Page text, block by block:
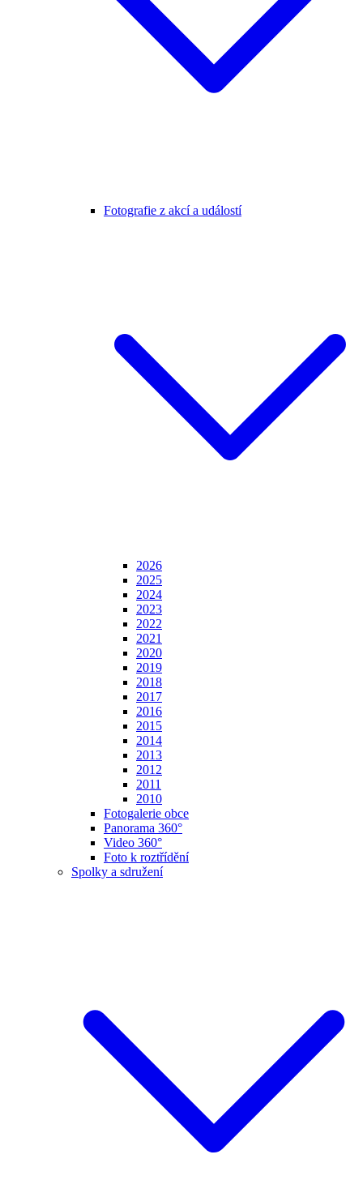
Fotografie z akcí a událostí
2026
2025
2024
2023
2022
2021
2020
2019
2018
2017
2016
2015
2014
2013
2012
2011
2010
Fotogalerie obce
Panorama 360°
Video 360°
Foto k roztřídění
Spolky a sdružení